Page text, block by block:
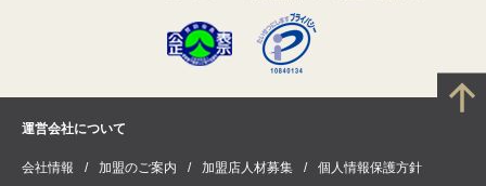
運営会社について
会社情報 加盟のご案内 加盟店人材募集 個人情報保護方針